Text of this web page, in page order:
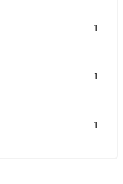
1
1
1